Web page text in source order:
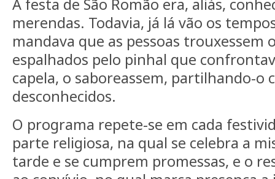
A festa de São Romão era, aliás,
merendas. Todavia, já lá vão os
mandava que as pessoas trouxessem
espalhados pelo pinhal que
capela, o saboreassem, partilhando-o
desconhecidos.
O programa repete-se em cada
parte religiosa, na qual se celebra a
tarde e se cumprem promessas, e o